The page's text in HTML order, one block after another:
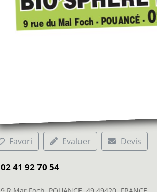
Favori Evaluer Devis
02 41 92 70 54